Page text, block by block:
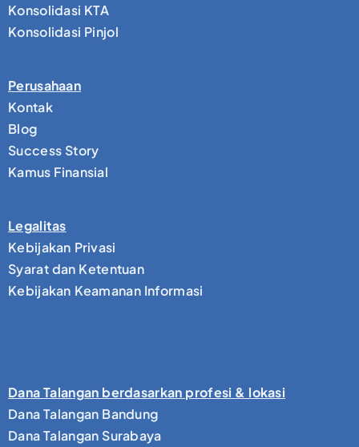
Konsolidasi KTA
Konsolidasi Pinjol
Perusahaan
Kontak
Blog
Success Story
Kamus Finansial
Legalitas
Kebijakan Privasi
Syarat dan Ketentuan
Kebijakan Keamanan Informasi
Dana Talangan berdasarkan profesi & lokasi
Dana Talangan Bandung
Dana Talangan Surabaya